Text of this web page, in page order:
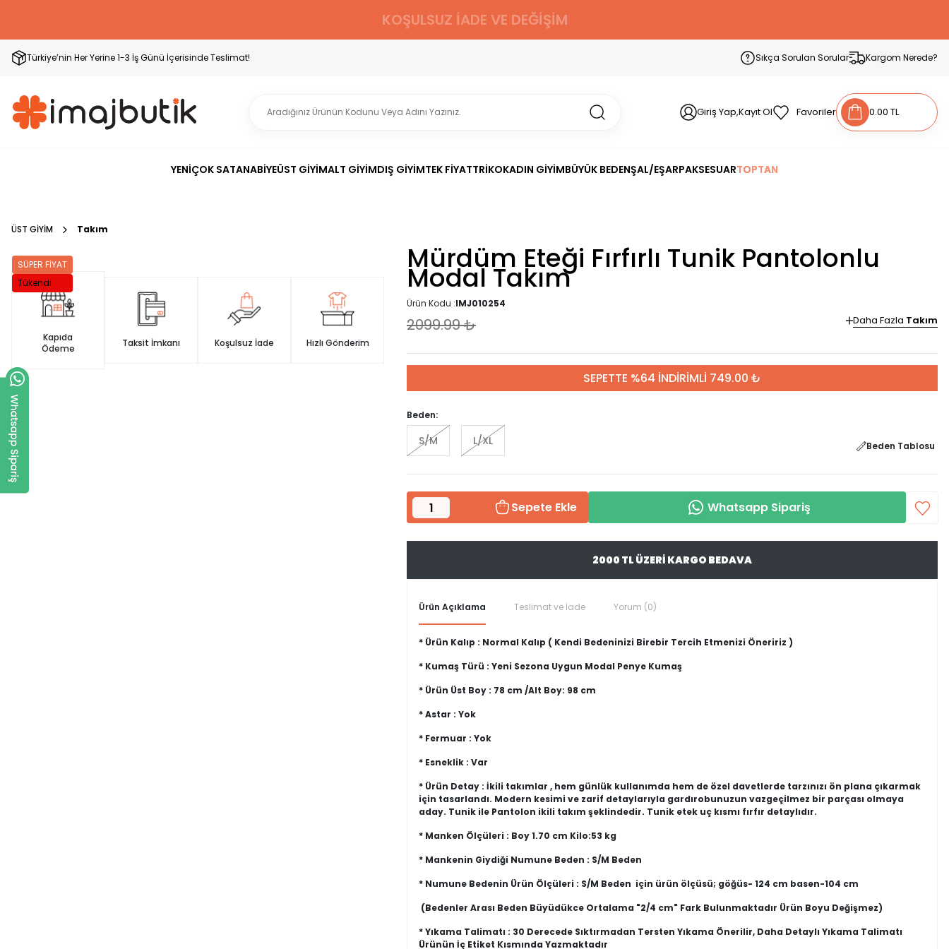
KOŞULSUZ İADE VE DEĞİŞİM
Türkiye’nin Her Yerine 1-3 İş Günü İçerisinde Teslimat! Sıkça Sorulan Sorular Kargom Nerede?
Giriş Yap,Kayıt Ol Favoriler 0.00 TL
YENİÇOK SATANABİYEÜST GİYİMALT GİYİMDIŞ GİYİMTEK FİYATTRİKOKADIN GİYİMBÜYÜK BEDENŞAL/EŞARPAKSESUARTOPTAN
ÜST GİYİM Takım
SÜPER FİYAT
Tükendi
Kapıda
Ödeme
Taksit İmkanı Koşulsuz İade Hızlı Gönderim
Mürdüm Eteği Fırfırlı Tunik Pantolonlu
Modal Takım
Ürün Kodu :IMJ010254
2099.99₺ Daha Fazla Takım
SEPETTE %64 İNDİRİMLİ 749.00 ₺
Beden:
S/M L/XL Beden Tablosu
Sepete Ekle Whatsapp Sipariş
2000 TL ÜZERİ KARGO BEDAVA
Ürün Açıklama Teslimat ve İade Yorum (0)
* Ürün Kalıp : Normal Kalıp ( Kendi Bedeninizi Birebir Tercih Etmenizi Öneririz )
* Kumaş Türü : Yeni Sezona Uygun Modal Penye Kumaş
* Ürün Üst Boy : 78 cm /Alt Boy: 98 cm
* Astar : Yok
* Fermuar : Yok
* Esneklik : Var
* Ürün Detay : İkili takımlar , hem günlük kullanımda hem de özel davetlerde tarzınızı ön plana çıkarmak
için tasarlandı. Modern kesimi ve zarif detaylarıyla gardırobunuzun vazgeçilmez bir parçası olmaya
aday. Tunik ile Pantolon ikili takım şeklindedir. Tunik etek uç kısmı fırfır detaylıdır.
* Manken Ölçüleri : Boy 1.70 cm Kilo:53 kg
* Mankenin Giydiği Numune Beden : S/M Beden
* Numune Bedenin Ürün Ölçüleri : S/M Beden için ürün ölçüsü; göğüs- 124 cm basen-104 cm
(Bedenler Arası Beden Büyüdükce Ortalama "2/4 cm" Fark Bulunmaktadır Ürün Boyu Değişmez)
* Yıkama Talimatı : 30 Derecede Sıktırmadan Tersten Yıkama Önerilir, Daha Detaylı Yıkama Talimatı
Ürünün İç Etiket Kısmında Yazmaktadır